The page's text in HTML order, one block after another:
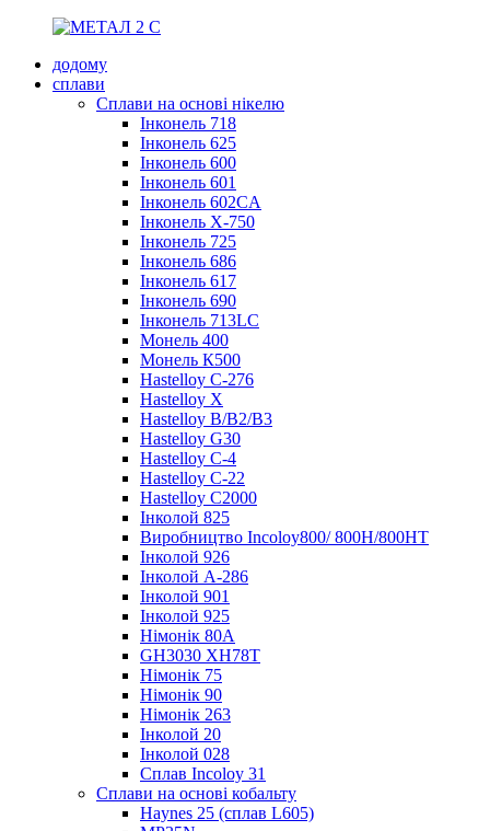
додому
сплави
Сплави на основі нікелю
Інконель 718
Інконель 625
Інконель 600
Інконель 601
Інконель 602CA
Інконель X-750
Інконель 725
Інконель 686
Інконель 617
Інконель 690
Інконель 713LC
Монель 400
Монель К500
Hastelloy C-276
Hastelloy X
Hastelloy B/B2/B3
Hastelloy G30
Hastelloy C-4
Hastelloy C-22
Hastelloy C2000
Інколой 825
Виробництво Incoloy800/ 800H/800HT
Інколой 926
Інколой А-286
Інколой 901
Інколой 925
Німонік 80А
GH3030 XH78T
Німонік 75
Німонік 90
Німонік 263
Інколой 20
Інколой 028
Сплав Incoloy 31
Сплави на основі кобальту
Haynes 25 (сплав L605)